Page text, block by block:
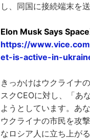
し、同国に接続端末を
Elon Musk Says
https://
et-is-active-in-
きっかけはウクライナ
スクCEOに対し、「あ
ようとしています。あ
ウクライナの市民を攻
なロシア人に立ち上が